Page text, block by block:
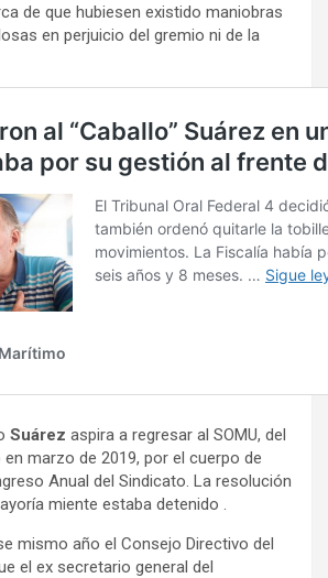
de que hubiesen existido maniobras
en perjuicio del gremio ni de la
Suárez aspira a regresar al SOMU, del
marzo de 2019, por el cuerpo de
Anual del Sindicato. La resolución
miente estaba detenido .
mismo año el Consejo Directivo del
el ex secretario general del